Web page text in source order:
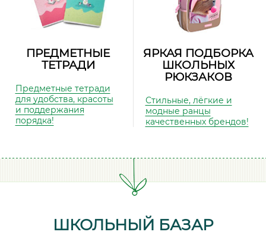
ПРЕДМЕТНЫЕ
ТЕТРАДИ
Предметные тетради
для удобства, красоты
и поддержания
порядка!
ЯРКАЯ ПОДБОРКА
ШКОЛЬНЫХ
РЮКЗАКОВ
Стильные, лёгкие и
модные ранцы
качественных брендов!
ШКОЛЬНЫЙ БАЗАР